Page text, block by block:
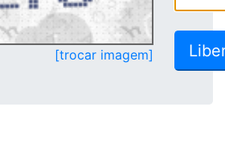
[trocar imagem]